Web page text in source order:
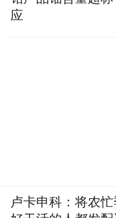
应
卢卡申科：将农